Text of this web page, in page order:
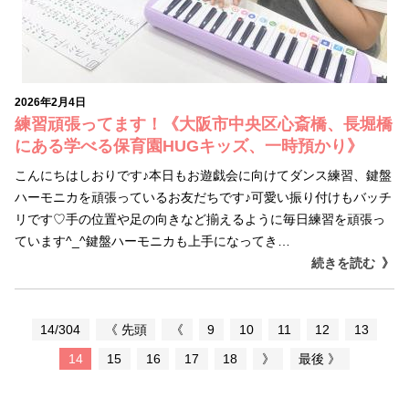
2026年2月4日
練習頑張ってます！《大阪市中央区心斎橋、長堀橋
にある学べる保育園HUGキッズ、一時預かり》
こんにちはしおりです♪本日もお遊戯会に向けてダンス練習、鍵盤
ハーモニカを頑張っているお友だちです♪可愛い振り付けもバッチ
リです♡手の位置や足の向きなど揃えるように毎日練習を頑張っ
ています^_^鍵盤ハーモニカも上手になってき…
続きを読む
14/304 《 先頭 《 9 10 11 12
13
14
15 16 17 18 》 最後 》